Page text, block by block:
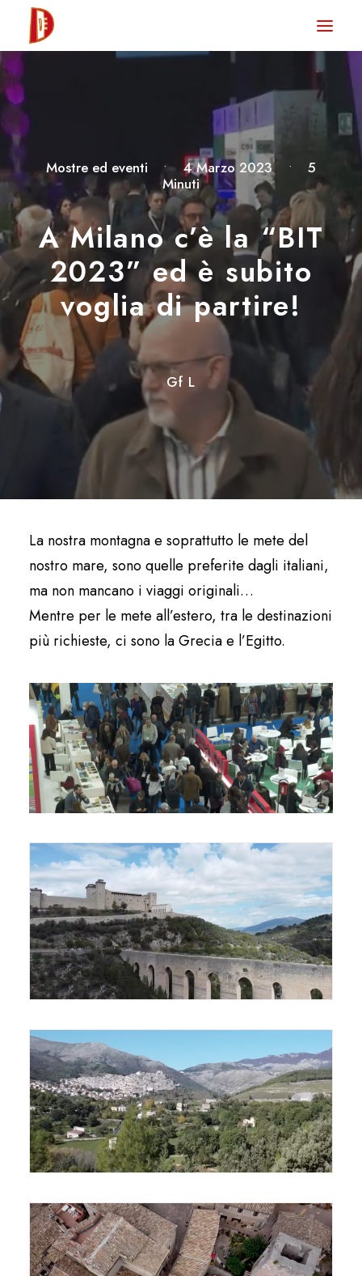
HOME
DEGUSTA TV
LA RIVISTA
CONTATTI
CLUB DEGUSTA
STORE
RICERCA
Mostre ed eventi • 4 Marzo 2023 •
5
Minuti
A Milano c’è la “BIT
2023” ed è subito
voglia di partire!
Gf L
La nostra montagna e soprattutto le mete del
nostro mare, sono quelle preferite dagli italiani,
ma non mancano i viaggi originali…
Mentre per le mete all’estero, tra le destinazioni
più richieste, ci sono la Grecia e l’Egitto.